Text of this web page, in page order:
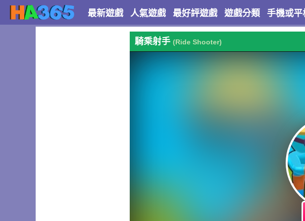
最新遊戲 人氣遊戲 最好評遊戲 遊戲分類 手機或平
騎乘射手 (Ride Shooter)